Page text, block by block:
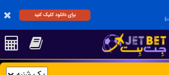
برای دانلود کلیک کنید